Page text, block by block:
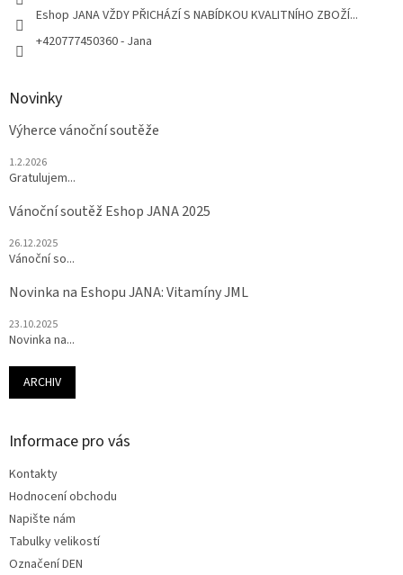
Eshop JANA VŽDY PŘICHÁZÍ S NABÍDKOU KVALITNÍHO ZBOŽÍ...
+420777450360 - Jana
Novinky
Výherce vánoční soutěže
1.2.2026
Gratulujem...
Vánoční soutěž Eshop JANA 2025
26.12.2025
Vánoční so...
Novinka na Eshopu JANA: Vitamíny JML
23.10.2025
Novinka na...
ARCHIV
Informace pro vás
Kontakty
Hodnocení obchodu
Napište nám
Tabulky velikostí
Označení DEN